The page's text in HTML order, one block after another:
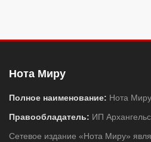
Нота Миру
Полное наименование: Нота Миру
Правообладатель: ИП
Сетевое издание «Нота Миру»